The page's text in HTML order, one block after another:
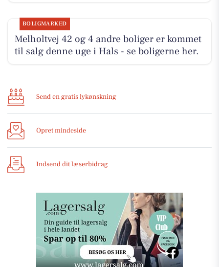
BOLIGMARKED
Melholtvej 42 og 4 andre boliger er kommet
til salg denne uge i Hals - se boligerne her.
Send en gratis lykønskning
Opret mindeside
Indsend dit læserbidrag